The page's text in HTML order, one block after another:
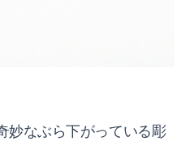
妙なぶら下がっている彫